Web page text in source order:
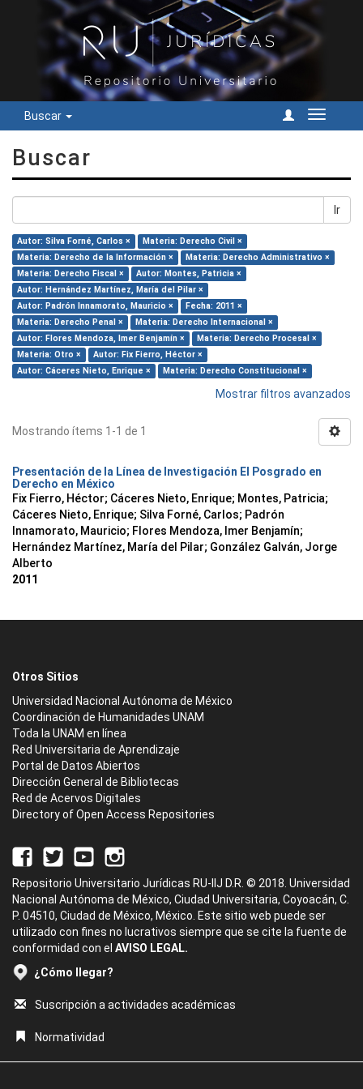
Buscar
Cambiar
Buscar
Ir
Autor: Silva Forné, Carlos ×
Materia: Derecho Civil ×
Materia: Derecho de la Información ×
Materia: Derecho Administrativo ×
Materia: Derecho Fiscal ×
Autor: Montes, Patricia ×
Autor: Hernández Martínez, María del Pilar ×
Autor: Padrón Innamorato, Mauricio ×
Fecha: 2011 ×
Materia: Derecho Penal ×
Materia: Derecho Internacional ×
Autor: Flores Mendoza, Imer Benjamín ×
Materia: Derecho Procesal ×
Materia: Otro ×
Autor: Fix Fierro, Héctor ×
Autor: Cáceres Nieto, Enrique ×
Materia: Derecho Constitucional ×
Mostrar filtros avanzados
Mostrando ítems 1-1 de 1
Presentación de la Línea de Investigación El Posgrado en
Derecho en México
Fix Fierro, Héctor; Cáceres Nieto, Enrique; Montes, Patricia;
Cáceres Nieto, Enrique; Silva Forné, Carlos; Padrón
Innamorato, Mauricio; Flores Mendoza, Imer Benjamín;
Hernández Martínez, María del Pilar; González Galván, Jorge
Alberto
2011
Otros Sitios
Universidad Nacional Autónoma de México
Coordinación de Humanidades UNAM
Toda la UNAM en línea
Red Universitaria de Aprendizaje
Portal de Datos Abiertos
Dirección General de Bibliotecas
Red de Acervos Digitales
Directory of Open Access Repositories
Repositorio Universitario Jurídicas RU-IIJ D.R. © 2018. Universidad
Nacional Autónoma de México, Ciudad Universitaria, Coyoacán, C.
P. 04510, Ciudad de México, México. Este sitio web puede ser
utilizado con fines no lucrativos siempre que se cite la fuente de
conformidad con el AVISO LEGAL.
¿Cómo llegar?
Suscripción a actividades académicas
Normatividad